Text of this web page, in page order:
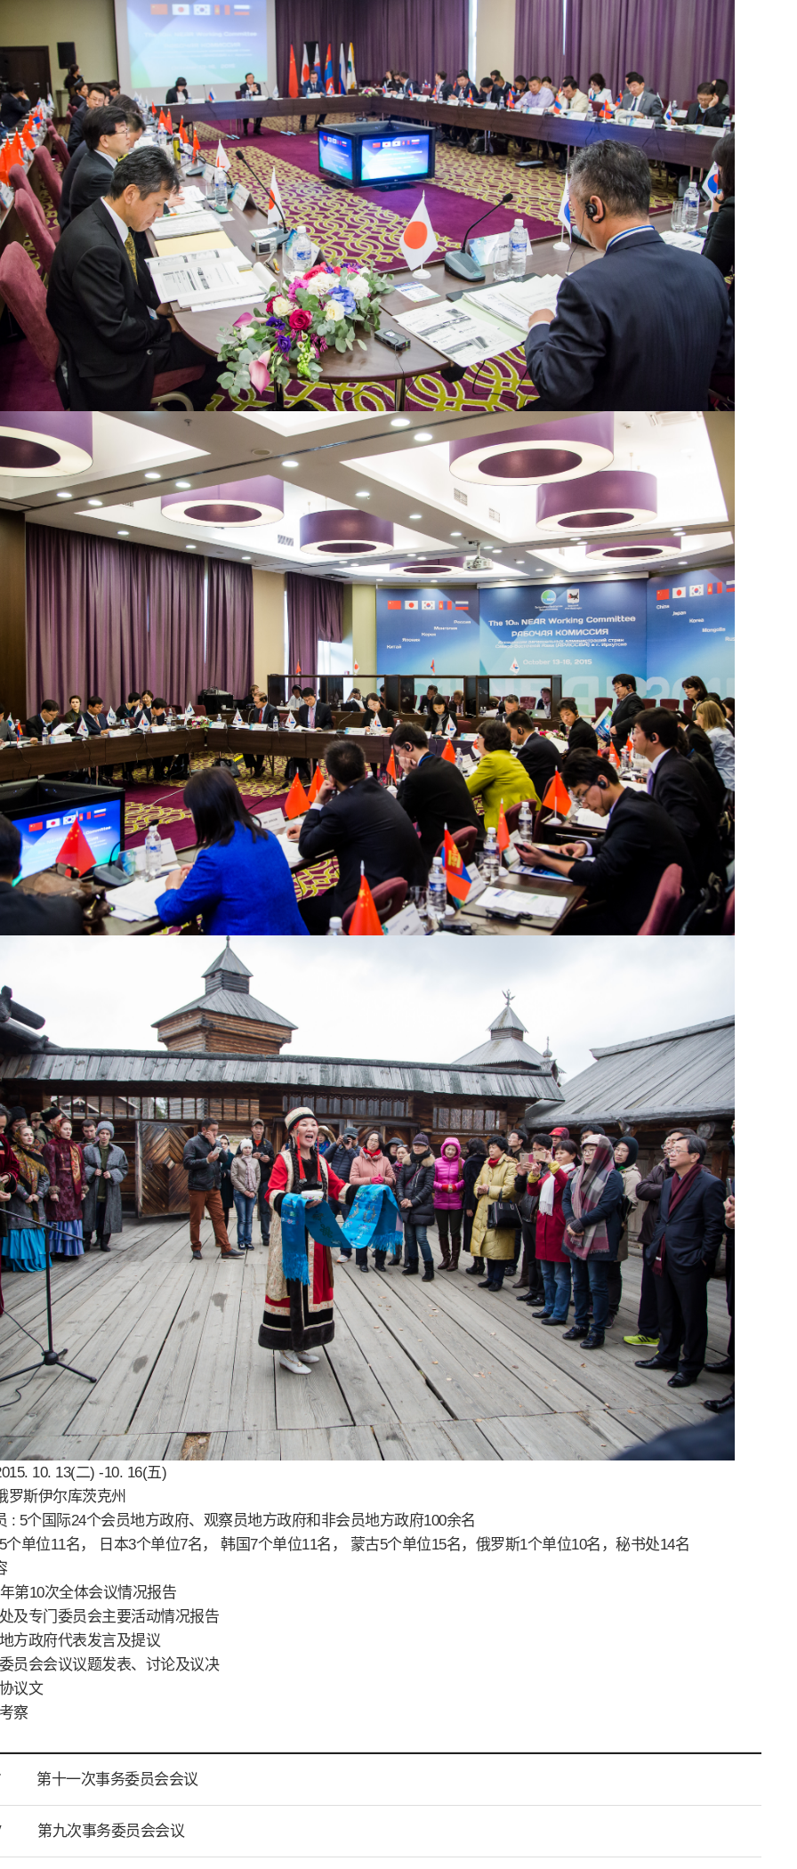
10. 13(二) -10. 16(五)
罗斯伊尔库茨克州
: 5个国际24个会员地方政府、观察员地方政府和非会员地方政府100余名
单位11名， 日本3个单位7名， 韩国7个单位11名， 蒙古5个单位15名，俄罗斯1个单位10名，秘书处14名
第10次全体会议情况报告
及专门委员会主要活动情况报告
方政府代表发言及提议
员会会议议题发表、讨论及议决
议文
察
第十一次事务委员会会议
第九次事务委员会会议